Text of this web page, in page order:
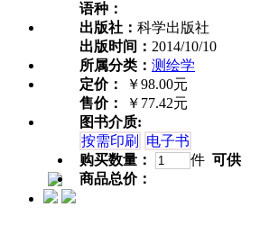
语种：
出版社： 科学出版社
出版时间： 2014/10/10
所属分类： 测绘学
定价：
￥98.00元
售价：
￥77.42元
图书介质:
按需印刷
电子书
购买数量：
件 可供
商品总价：